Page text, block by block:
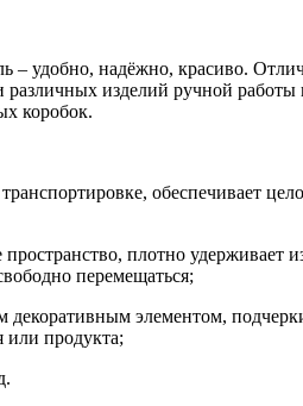
– удобно, надёжно, красиво.
различных изделий ручной работы
коробок.
обеспечивает
плотно удерживает
перемещаться;
декоративным элементом,
или продукта;